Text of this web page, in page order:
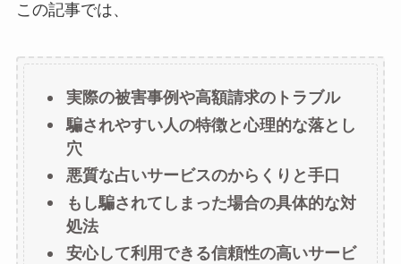
この記事では、
実際の被害事例や高額請求のトラブル
騙されやすい人の特徴と心理的な落とし
穴
悪質な占いサービスのからくりと手口
もし騙されてしまった場合の具体的な対
処法
安心して利用できる信頼性の高いサービ